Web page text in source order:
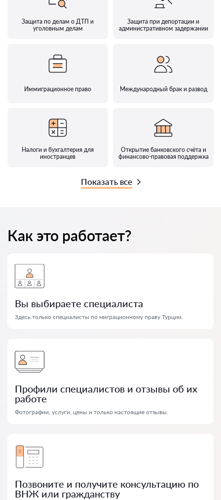
Защита по делам о ДТП и
уголовным делам
Защита при депортации и
административном задержании
Иммиграционное право Международный брак и развод
Налоги и бухгалтерия для
иностранцев
Открытие банковского счёта и
финансово-правовая поддержка
Показать все
Как это работает?
Вы выбираете специалиста
Здесь только специалисты по миграционному праву Турции.
Профили специалистов и отзывы об их
работе
Фотографии, услуги, цены и только настоящие отзывы.
Позвоните и получите консультацию по
ВНЖ или гражданству